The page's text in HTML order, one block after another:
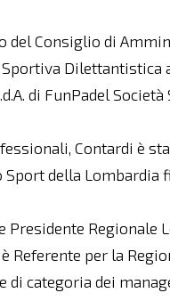
del Consiglio di
Dilettantistica
di FunPadel
Contardi è
Sport della Lombardia
Presidente Regionale
Referente per la
di categoria dei